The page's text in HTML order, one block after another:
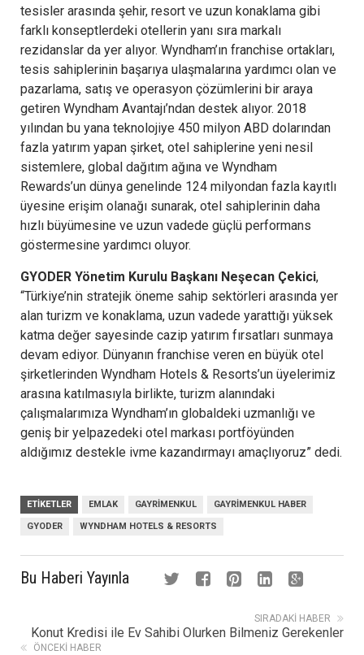
tesisler arasında şehir, resort ve uzun konaklama gibi
farklı konseptlerdeki otellerin yanı sıra markalı
rezidanslar da yer alıyor. Wyndham’ın franchise ortakları,
tesis sahiplerinin başarıya ulaşmalarına yardımcı olan ve
pazarlama, satış ve operasyon çözümlerini bir araya
getiren Wyndham Avantajı’ndan destek alıyor. 2018
yılından bu yana teknolojiye 450 milyon ABD dolarından
fazla yatırım yapan şirket, otel sahiplerine yeni nesil
sistemlere, global dağıtım ağına ve Wyndham
Rewards’un dünya genelinde 124 milyondan fazla kayıtlı
üyesine erişim olanağı sunarak, otel sahiplerinin daha
hızlı büyümesine ve uzun vadede güçlü performans
göstermesine yardımcı oluyor.
GYODER Yönetim Kurulu Başkanı Neşecan Çekici,
“Türkiye’nin stratejik öneme sahip sektörleri arasında yer
alan turizm ve konaklama, uzun vadede yarattığı yüksek
katma değer sayesinde cazip yatırım fırsatları sunmaya
devam ediyor. Dünyanın franchise veren en büyük otel
şirketlerinden Wyndham Hotels & Resorts’un üyelerimiz
arasına katılmasıyla birlikte, turizm alanındaki
çalışmalarımıza Wyndham’ın globaldeki uzmanlığı ve
geniş bir yelpazedeki otel markası portföyünden
aldığımız destekle ivme kazandırmayı amaçlıyoruz” dedi.
ETIKETLER EMLAK GAYRIMENKUL GAYRIMENKUL HABER
GYODER WYNDHAM HOTELS & RESORTS
Bu Haberi Yayınla
SIRADAKI HABER
Konut Kredisi ile Ev Sahibi Olurken Bilmeniz Gerekenler
ÖNCEKI HABER